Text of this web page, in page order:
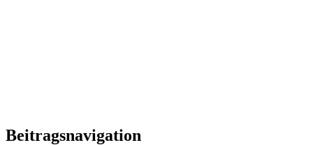
Beitragsnavigation